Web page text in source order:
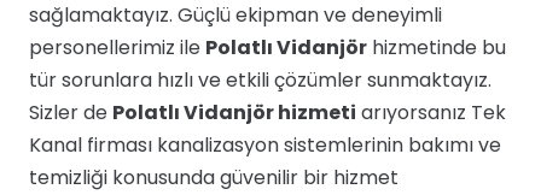
sağlamaktayız. Güçlü ekipman ve deneyimli
personellerimiz ile Polatlı Vidanjör hizmetinde bu
tür sorunlara hızlı ve etkili çözümler sunmaktayız.
Sizler de Polatlı Vidanjör hizmeti arıyorsanız Tek
Kanal firması kanalizasyon sistemlerinin bakımı ve
temizliği konusunda güvenilir bir hizmet